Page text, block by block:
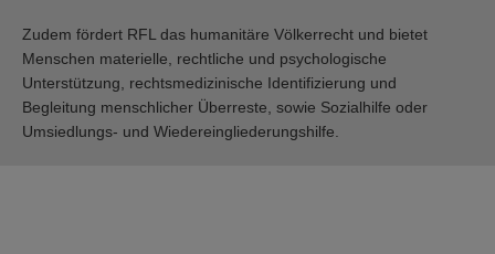
Zudem fördert RFL das humanitäre Völkerrecht und bietet
Menschen materielle, rechtliche und psychologische
Unterstützung, rechtsmedizinische Identifizierung und
Begleitung menschlicher Überreste, sowie Sozialhilfe oder
Umsiedlungs- und Wiedereingliederungshilfe.